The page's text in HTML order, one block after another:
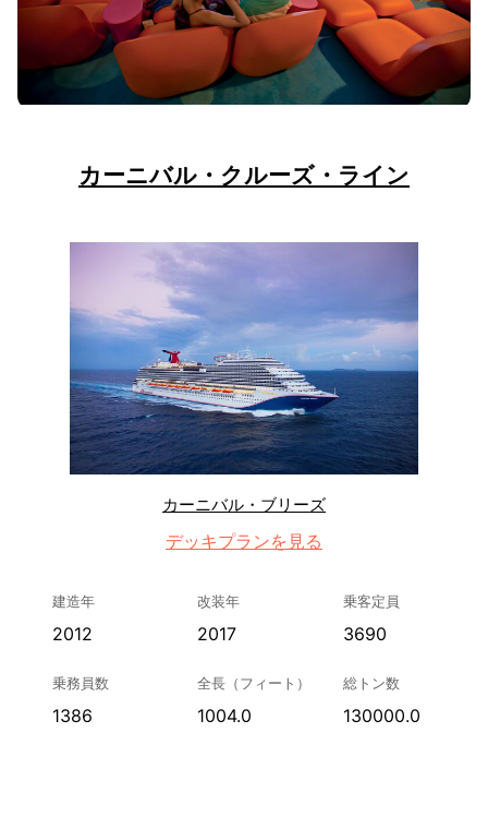
カーニバル・クルーズ・ライン
カーニバル・ブリーズ
デッキプランを見る
建造年
2012
改装年
2017
乗客定員
3690
乗務員数
1386
全長（フィート）
1004.0
総トン数
130000.0